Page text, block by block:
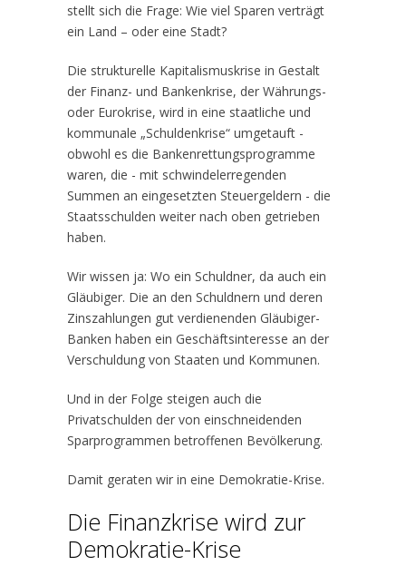
stellt sich die Frage: Wie viel Sparen verträgt
ein Land – oder eine Stadt?
Die strukturelle Kapitalismuskrise in Gestalt
der Finanz- und Bankenkrise, der Währungs-
oder Eurokrise, wird in eine staatliche und
kommunale „Schuldenkrise“ umgetauft -
obwohl es die Bankenrettungsprogramme
waren, die - mit schwindelerregenden
Summen an eingesetzten Steuergeldern - die
Staatsschulden weiter nach oben getrieben
haben.
Wir wissen ja: Wo ein Schuldner, da auch ein
Gläubiger. Die an den Schuldnern und deren
Zinszahlungen gut verdienenden Gläubiger-
Banken haben ein Geschäftsinteresse an der
Verschuldung von Staaten und Kommunen.
Und in der Folge steigen auch die
Privatschulden der von einschneidenden
Sparprogrammen betroffenen Bevölkerung.
Damit geraten wir in eine Demokratie-Krise.
Die Finanzkrise wird zur
Demokratie-Krise